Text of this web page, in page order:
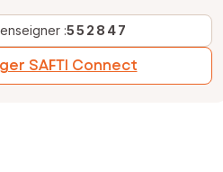
:552847
SAFTI Connect